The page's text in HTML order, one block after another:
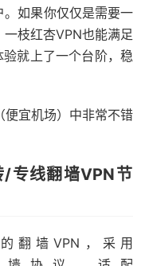
如果你仅仅是需要一
枝红杏VPN也能满足
就上了一个台阶，稳
便宜机场）中非常不错
/专线翻墙VPN节
翻墙VPN，采用